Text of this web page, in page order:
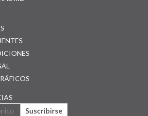
Suscribirse